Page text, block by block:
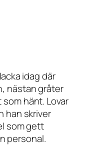
idag där
nästan gråter
hänt. Lovar
han skriver
som gett
personal.